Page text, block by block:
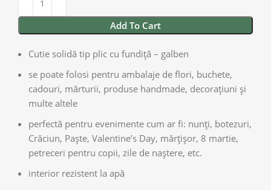
Add To Cart
Cutie solidă tip plic cu fundiță – galben
se poate folosi pentru ambalaje de flori, buchete,
cadouri, mărturii, produse handmade, decorațiuni și
multe altele
perfectă pentru evenimente cum ar fi: nunți, botezuri,
Crăciun, Paște, Valentine’s Day, mărțișor, 8 martie,
petreceri pentru copii, zile de naștere, etc.
interior rezistent la apă